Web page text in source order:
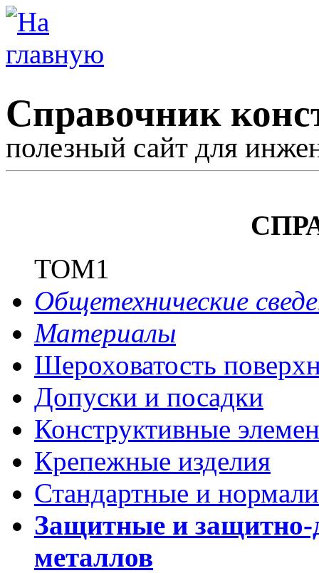
Справочник
полезный сайт для
ТОМ1
Общетехнические
Материалы
Шероховатость
Допуски и посадки
Конструктивные
Крепежные изделия
Стандартные и
Защитные и защитно-
металлов